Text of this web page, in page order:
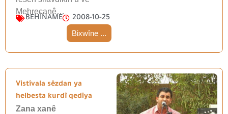
Mehrecanê…
BEHÎNAME 2008-10-25
Bixwîne ...
Vistîvala sêzdan ya
helbesta kurdî qediya
Zana xanê